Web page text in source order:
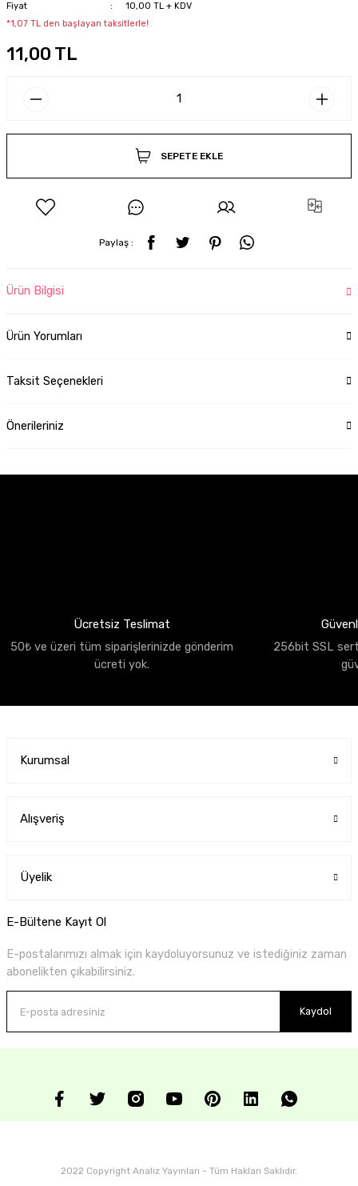
Fiyat
10,00 TL + KDV
*1,07 TL den başlayan taksitlerle!
11,00 TL
SEPETE EKLE
Paylaş :
Ürün Bilgisi
Ürün Yorumları
Taksit Seçenekleri
Önerileriniz
Ücretsiz Teslimat
50₺ ve üzeri tüm siparişlerinizde gönderim
ücreti yok.
256bit SSL
Kurumsal
Alışveriş
Üyelik
E-Bültene Kayıt Ol
E-postalarımızı almak için kaydoluyorsunuz ve istediğiniz zaman
abonelikten çıkabilirsiniz.
Kaydol
2022 Copyright Analiz Yayınları - Tüm Hakları Saklıdır.